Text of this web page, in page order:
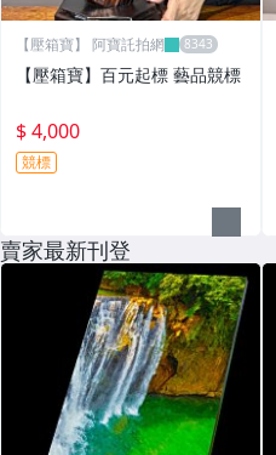
【壓箱寶】 阿寶託拍網
【壓箱寶】百元起標 藝品競標
$ 4,000
競標
賣家最新刊登